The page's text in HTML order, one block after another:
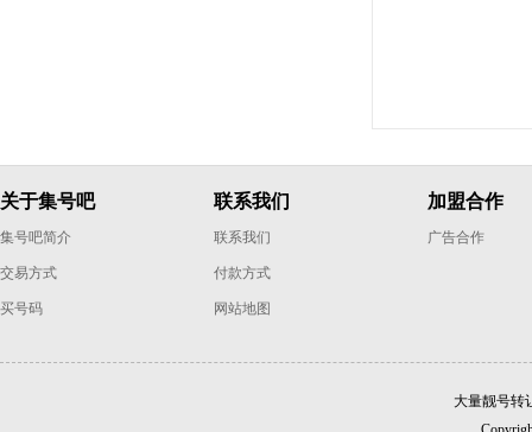
关于集号吧
集号吧简介
交易方式
买号码
联系我们
联系我们
付款方式
网站地图
加盟合作
广告合作
大量靓号转